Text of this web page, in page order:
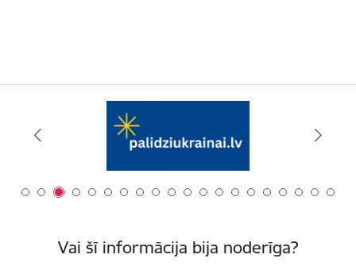
Vai šī informācija bija noderīga?